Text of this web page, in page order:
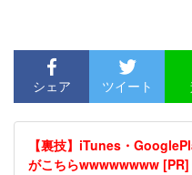
シェア ツイート
【裏技】iTunes・
がこちらwwwwwwww [PR]